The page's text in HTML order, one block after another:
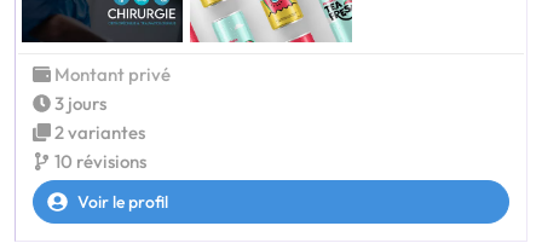
Montant privé
3 jours
2 variantes
10 révisions
Voir le profil